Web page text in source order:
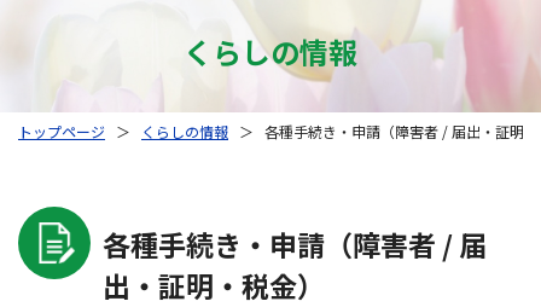
くらしの情報
トップページ ＞ くらしの情報 ＞ 各種手続き・申請（障害者 / 届出・証明
各種手続き・申請（障害者 / 届
出・証明・税金）